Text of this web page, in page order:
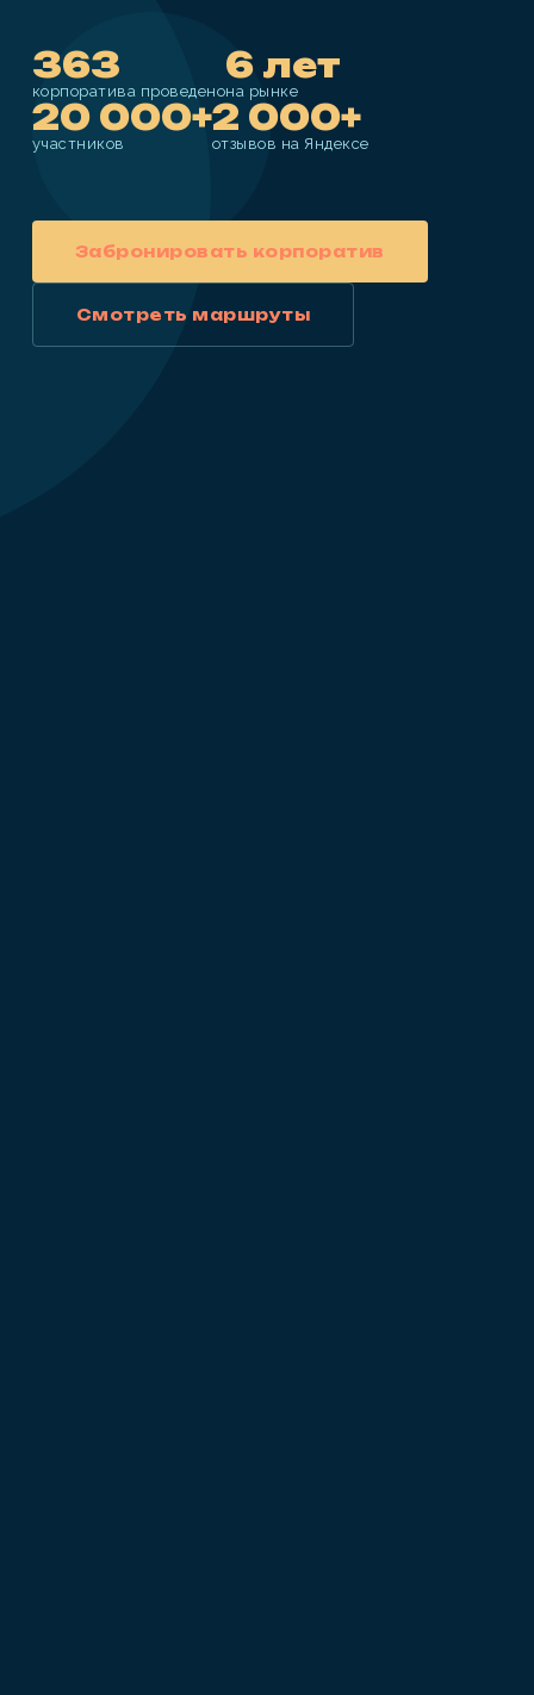
363
корпоратива проведено
6 лет
на рынке
20 000+
участников
2 000+
отзывов на Яндексе
Забронировать корпоратив
Смотреть маршруты